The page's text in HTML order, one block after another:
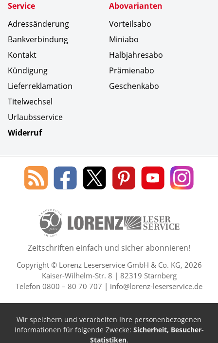
Service
Adressänderung
Bankverbindung
Kontakt
Kündigung
Lieferreklamation
Titelwechsel
Urlaubsservice
Widerruf
Abovarianten
Vorteilsabo
Miniabo
Halbjahresabo
Prämienabo
Geschenkabo
Social Media
Blog
des
Leserservice
Lorenz
Leserservice
Lorenz
Leserservice
Lorenz
Leserservice
Lorenz
Leserservice
Lorenz
50 Lesefreude im Abo Jahre
Zeitschriften einfach und sicher abonnieren!
Copyright © Lorenz Leserservice GmbH & Co. KG, 2026
Kaiser-Wilhelm-Str. 8 | 82319 Starnberg
Telefon 0800 – 80 70 707 | info@lorenz-leserservice.de
Wir speichern und verarbeiten Ihre personenbezogenen
Informationen für folgende Zwecke: Sicherheit, Besucher-
Statistiken.